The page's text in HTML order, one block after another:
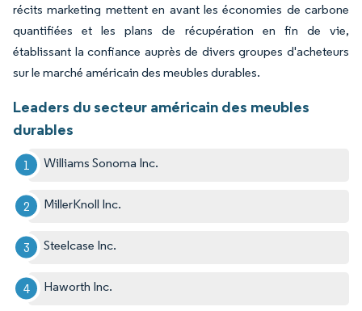
récits marketing mettent en avant les économies de carbone
quantifiées et les plans de récupération en fin de vie,
établissant la confiance auprès de divers groupes d'acheteurs
sur le marché américain des meubles durables.
Leaders du secteur américain des meubles
durables
Williams Sonoma Inc.
MillerKnoll Inc.
Steelcase Inc.
Haworth Inc.